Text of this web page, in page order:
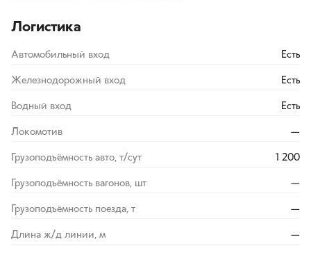
Логистика
Автомобильный вход Есть
Железнодорожный вход Есть
Водный вход Есть
Локомотив —
Грузоподъёмность авто, т/сут 1 200
Грузоподъёмность вагонов, шт —
Грузоподъёмность поезда, т —
Длина ж/д линии, м —